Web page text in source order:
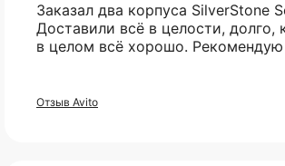
Заказал два корпуса SilverStone
Доставили всё в целости, долго,
в целом всё хорошо. Рекомендую
Отзыв Avito
Не нашли нужный вам
товар?
постараемся найти то что вы искали.